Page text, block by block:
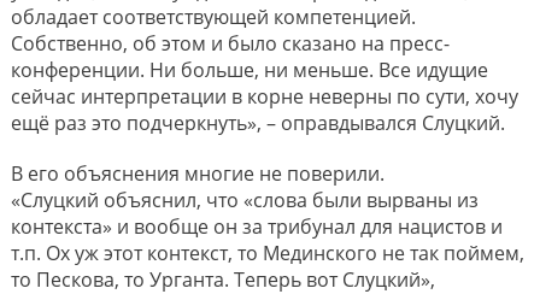
обладает соответствующей компетенцией.
Собственно, об этом и было сказано на пресс-
конференции. Ни больше, ни меньше. Все идущие
сейчас интерпретации в корне неверны по сути, хочу
ещё раз это подчеркнуть», – оправдывался Слуцкий.
В его объяснения многие не поверили.
«Слуцкий объяснил, что «слова были вырваны из
контекста» и вообще он за трибунал для нацистов и
т.п. Ох уж этот контекст, то Мединского не так поймем,
то Пескова, то Урганта. Теперь вот Слуцкий»,